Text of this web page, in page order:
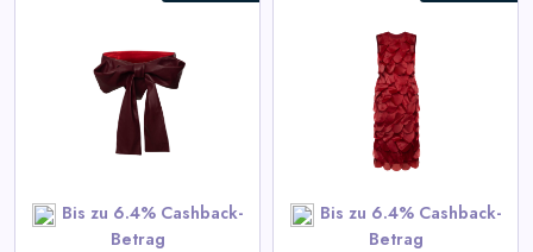
Bis zu 6.4% Cashback-
Betrag
Bis zu 6.4% Cashback-
Betrag
Bordeaux Kleid mit
voluminösen Elementen
View All LIKA Deals
SHOP NOW